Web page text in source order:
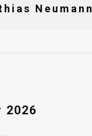
Neumann
2026